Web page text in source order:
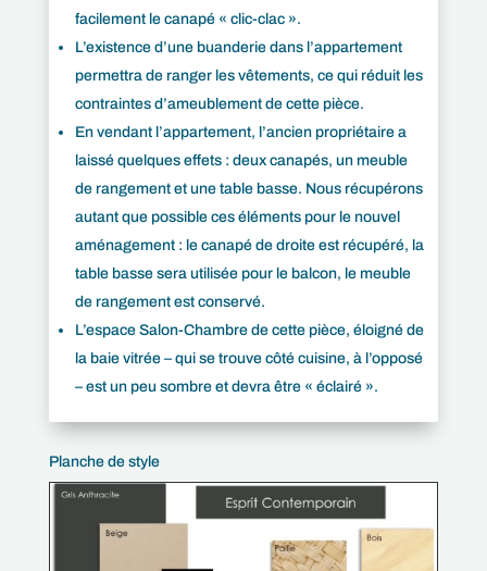
facilement le canapé « clic-clac ».
L’existence d’une buanderie dans l’appartement
permettra de ranger les vêtements, ce qui réduit les
contraintes d’ameublement de cette pièce.
En vendant l’appartement, l’ancien propriétaire a
laissé quelques effets : deux canapés, un meuble
de rangement et une table basse. Nous récupérons
autant que possible ces éléments pour le nouvel
aménagement : le canapé de droite est récupéré, la
table basse sera utilisée pour le balcon, le meuble
de rangement est conservé.
L’espace Salon-Chambre de cette pièce, éloigné de
la baie vitrée – qui se trouve côté cuisine, à l’opposé
– est un peu sombre et devra être « éclairé ».
Planche de style